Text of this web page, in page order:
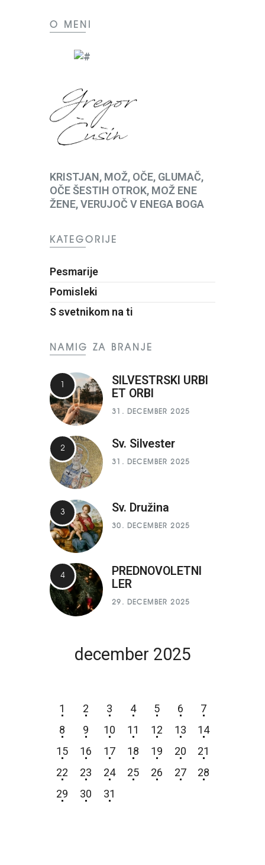
O MENI
KRISTJAN, MOŽ, OČE, GLUMAČ,
OČE ŠESTIH OTROK, MOŽ ENE
ŽENE, VERUJOČ V ENEGA BOGA
KATEGORIJE
Pesmarije
Pomisleki
S svetnikom na ti
NAMIG ZA BRANJE
SILVESTRSKI URBI
ET ORBI
31. DECEMBER 2025
Sv. Silvester
31. DECEMBER 2025
Sv. Družina
30. DECEMBER 2025
PREDNOVOLETNI
LER
29. DECEMBER 2025
december 2025
1
2 3 4 5 6
7
8
9 10 11 12 13
14
15
16 17 18 19 20
21
22
23 24 25 26 27
28
29
30 31